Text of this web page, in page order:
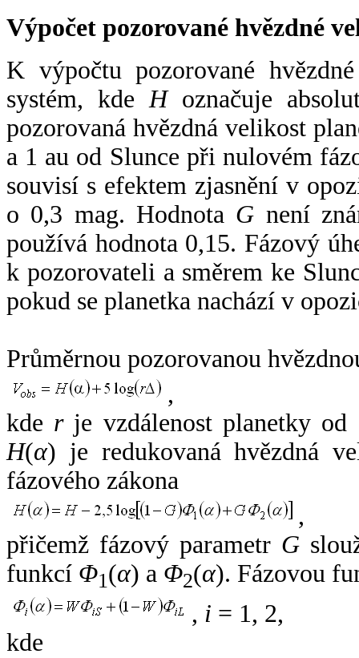
Výpočet pozorované hvězdné
K výpočtu pozorované
systém, kde Hoznačuje
pozorovaná hvězdná velikost
a 1 au od Slunce při nulovém
souvisí s efektem zjasnění v
o 0,3 mag. Hodnota G není
používá hodnota 0,15. Fázový
k pozorovateli a směrem ke
pokud se planetka nachází v
Průměrnou pozorovanou
,
kde rje vzdálenost planetky od
H(α) je redukovaná hvězdná
fázového zákona
,
přičemž fázový parametr G
funkcí Φ1(α) a Φ2(α). Fázovou
, i = 1, 2,
kde